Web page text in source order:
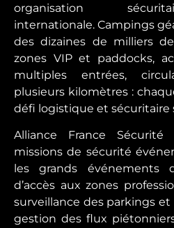
organisation
internationale. Campings
des dizaines de milliers
zones VIP et paddocks,
multiples entrées,
plusieurs kilomètres :
défi logistique et sécuritaire
Alliance France
missions de sécurité
les grands
d’accès aux zones
surveillance des parkings
gestion des flux